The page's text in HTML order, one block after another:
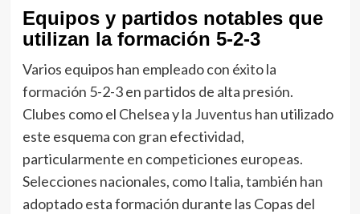
Equipos y partidos notables que
utilizan la formación 5-2-3
Varios equipos han empleado con éxito la
formación 5-2-3 en partidos de alta presión.
Clubes como el Chelsea y la Juventus han utilizado
este esquema con gran efectividad,
particularmente en competiciones europeas.
Selecciones nacionales, como Italia, también han
adoptado esta formación durante las Copas del